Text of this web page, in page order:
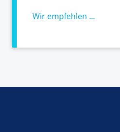
Wir empfehlen ...